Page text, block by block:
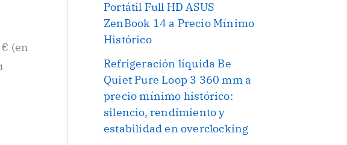
(en
Portátil Full HD ASUS
ZenBook 14 a Precio Mínimo
Histórico
Refrigeración líquida Be
Quiet Pure Loop 3 360 mm a
precio mínimo histórico:
silencio, rendimiento y
estabilidad en overclocking